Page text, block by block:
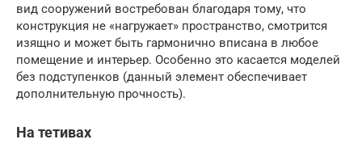
вид сооружений востребован благодаря тому, что
конструкция не «нагружает» пространство, смотрится
изящно и может быть гармонично вписана в любое
помещение и интерьер. Особенно это касается моделей
без подступенков (данный элемент обеспечивает
дополнительную прочность).
На тетивах